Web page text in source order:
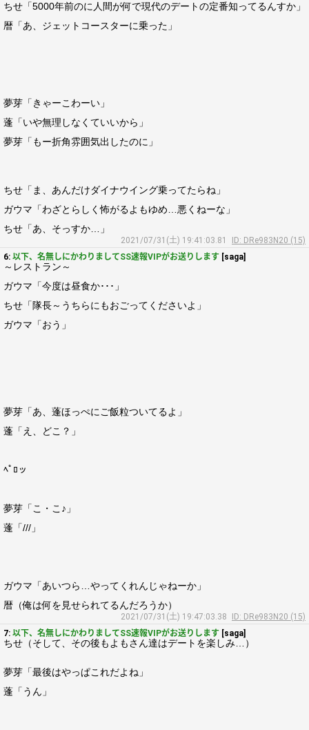
ちせ「5000年前のに人間が何で現代のデートの定番知ってるんすか」
暦「あ、ジェットコースターに乗った」
夢芽「きゃーこわーい」
蓬「いや無理しなくていいから」
夢芽「もー折角雰囲気出したのに」
ちせ「ま、あんだけダイナウイング乗ってたらね」
ガウマ「わざとらしく怖がるよもゆめ…悪くねーな」
ちせ「あ、そっすか…」
2021/07/31(土) 19:41:03.81
ID: DRe983N20 (15)
6: 以下、名無しにかわりましてSS速報VIPがお送りします [saga]
～レストラン～
ガウマ「今度は昼食か･･･」
ちせ「隊長～うちらにもおごってくださいよ」
ガウマ「おう」
夢芽「あ、蓬ほっぺにご飯粒ついてるよ」
蓬「え、どこ？」
ﾍﾟﾛッ
夢芽「こ・こ♪」
蓬「///」
ガウマ「あいつら…やってくれんじゃねーか」
暦（俺は何を見せられてるんだろうか）
2021/07/31(土) 19:47:03.38
ID: DRe983N20 (15)
7: 以下、名無しにかわりましてSS速報VIPがお送りします [saga]
ちせ（そして、その後もよもさん達はデートを楽しみ…）
夢芽「最後はやっぱこれだよね」
蓬「うん」